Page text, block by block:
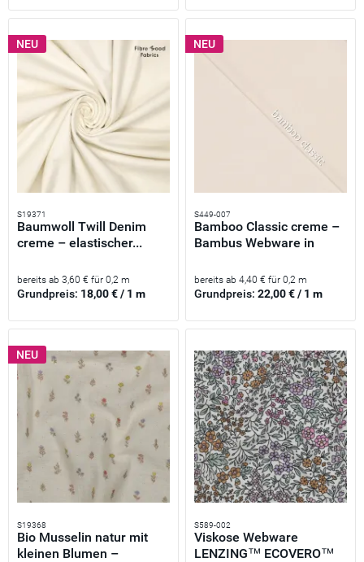
NEU
S19371
Baumwoll Twill Denim
creme – elastischer...
bereits ab 3,60 € für 0,2 m
Grundpreis: 18,00 € / 1 m
NEU
S449-007
Bamboo Classic creme –
Bambus Webware in
bereits ab 4,40 € für 0,2 m
Grundpreis:22,00 € / 1 m
NEU
S19368
Bio Musselin natur mit
kleinen Blumen –
S589-002
Viskose Webware
LENZING™ ECOVERO™